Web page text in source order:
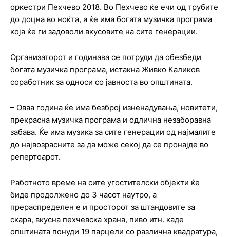
оркестри Пехчево 2018. Во Пехчево ќе ечи од трубите
до доцна во ноќта, а ќе има богата музичка програма
која ќе ги задоволи вкусовите на сите генерации.
Организаторот и годинава се потруди да обезбеди
богата музичка програма, истакна Живко Каликов
соработник за односи со јавноста во општината.
– Оваа година ќе има безброј изненадувања, новитети,
прекрасна музичка програма и одлична незаборавна
забава. Ќе има музика за сите генерации од најмалите
до највозрасните за да може секој да се пронајде во
репертоарот.
Работното време на сите угостителски објекти ќе
биде продолжено до 3 часот наутро, а
прераспределен е и просторот за штандовите за
скара, вкусна пехчевска храна, пиво итн. каде
општината понуди 19 парцели со различна квадратура,